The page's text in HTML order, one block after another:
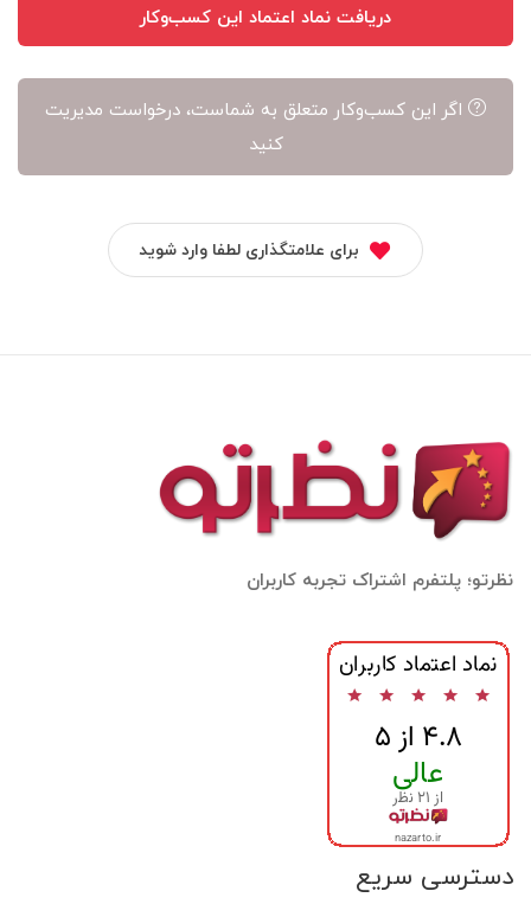
دریافت نماد اعتماد این کسب‌وکار
اگر این کسب‌وکار متعلق به شماست، درخواست مدیریت
کنید
برای علامتگذاری لطفا وارد شوید
نظرتو؛ پلتفرم اشتراک تجربه کاربران
دسترسی سریع